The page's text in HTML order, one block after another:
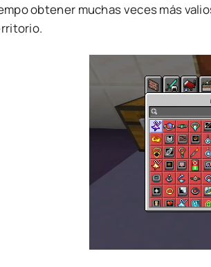
obtener muchas veces más